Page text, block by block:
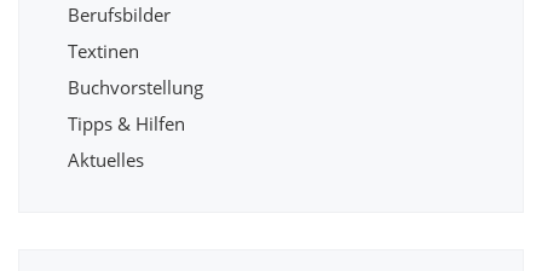
Berufsbilder
Textinen
Buchvorstellung
Tipps & Hilfen
Aktuelles